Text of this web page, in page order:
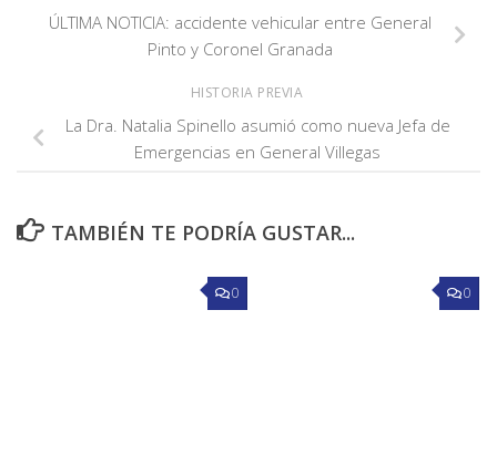
ÚLTIMA NOTICIA: accidente vehicular entre General
Pinto y Coronel Granada
HISTORIA PREVIA
La Dra. Natalia Spinello asumió como nueva Jefa de
Emergencias en General Villegas
TAMBIÉN TE PODRÍA GUSTAR...
0 0